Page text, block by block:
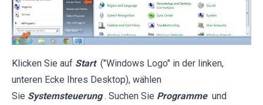
Klicken Sie auf Start ("Windows Logo" in der linken,
unteren Ecke Ihres Desktop), wählen
Sie Systemsteuerung . Suchen Sie Programme und